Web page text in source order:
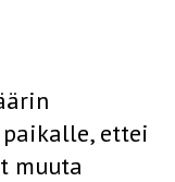
ettei
muuta